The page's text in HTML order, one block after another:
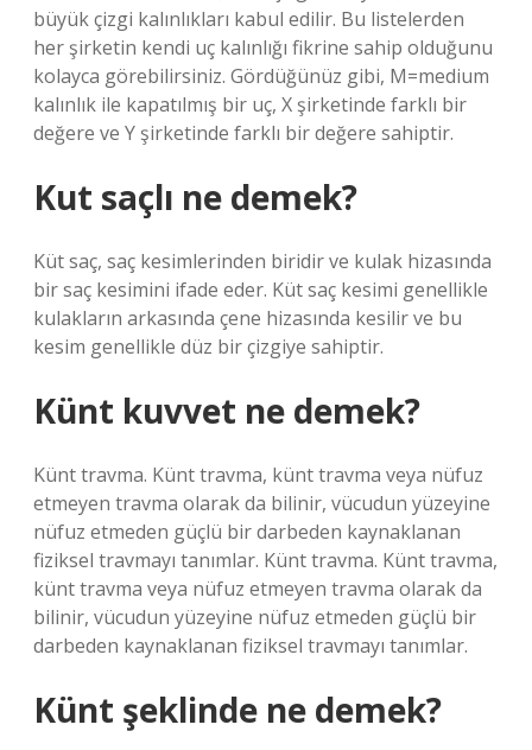
büyük çizgi kalınlıkları kabul edilir. Bu listelerden
her şirketin kendi uç kalınlığı fikrine sahip olduğunu
kolayca görebilirsiniz. Gördüğünüz gibi, M=medium
kalınlık ile kapatılmış bir uç, X şirketinde farklı bir
değere ve Y şirketinde farklı bir değere sahiptir.
Kut saçlı ne demek?
Küt saç, saç kesimlerinden biridir ve kulak hizasında
bir saç kesimini ifade eder. Küt saç kesimi genellikle
kulakların arkasında çene hizasında kesilir ve bu
kesim genellikle düz bir çizgiye sahiptir.
Künt kuvvet ne demek?
Künt travma. Künt travma, künt travma veya nüfuz
etmeyen travma olarak da bilinir, vücudun yüzeyine
nüfuz etmeden güçlü bir darbeden kaynaklanan
fiziksel travmayı tanımlar. Künt travma. Künt travma,
künt travma veya nüfuz etmeyen travma olarak da
bilinir, vücudun yüzeyine nüfuz etmeden güçlü bir
darbeden kaynaklanan fiziksel travmayı tanımlar.
Künt şeklinde ne demek?